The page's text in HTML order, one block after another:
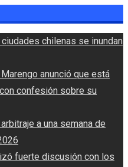
chilenas se inundan
anunció que está
confesión sobre su
a una semana de
fuerte discusión con los